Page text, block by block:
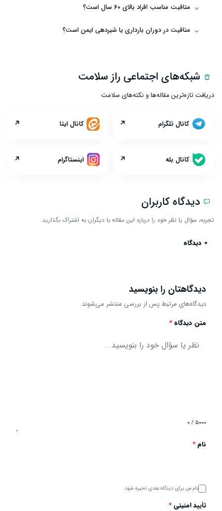
متافیت مناسب افراد بالای ۶۰ سال است؟
متافیت در دوران بارداری یا شیردهی ایمن است؟
شبکه‌های اجتماعی راز سلامت
دریافت تازه‌ترین مقاله‌ها و نکته‌های سلامت
کانال تلگرام ↗ کانال ایتا ↗
کانال بله ↗ اینستاگرام ↗
دیدگاه کاربران
تجربه، سؤال یا نظر خود را درباره این مقاله با دیگران به اشتراک بگذارید.
0 دیدگاه
دیدگاهتان را بنویسید
دیدگاه‌های مرتبط پس از بررسی منتشر می‌شوند.
متن دیدگاه*
۰ / ۵۰۰۰
نام*
نام من برای دیدگاه بعدی ذخیره شود.
تأیید امنیتی*